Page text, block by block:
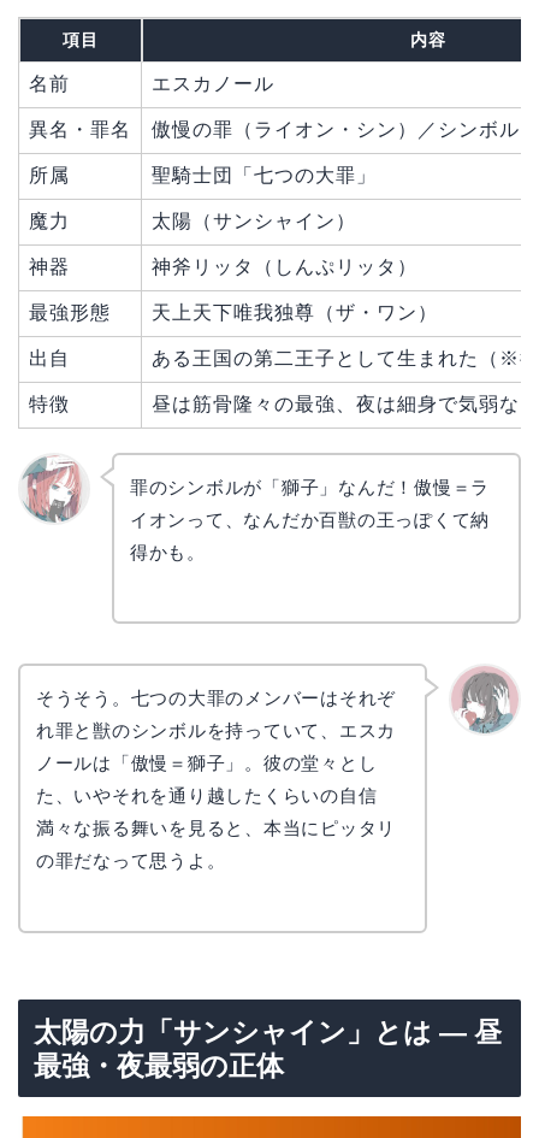
項目 内容
名前 エスカノール
異名・罪名 傲慢の罪（ライオン・シン）／シンボル
所属 聖騎士団「七つの大罪」
魔力 太陽（サンシャイン）
神器 神斧リッタ（しんぷリッタ）
最強形態 天上天下唯我独尊（ザ・ワン）
出自 ある王国の第二王子として生まれた（※
特徴 昼は筋骨隆々の最強、夜は細身で気弱な
罪のシンボルが「獅子」なんだ！傲慢＝ラ
イオンって、なんだか百獣の王っぽくて納
得かも。
そうそう。七つの大罪のメンバーはそれぞ
れ罪と獣のシンボルを持っていて、エスカ
ノールは「傲慢＝獅子」。彼の堂々とし
た、いやそれを通り越したくらいの自信
満々な振る舞いを見ると、本当にピッタリ
の罪だなって思うよ。
太陽の力「サンシャイン」とは — 昼
最強・夜最弱の正体